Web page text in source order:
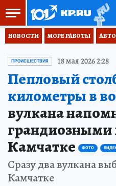
НОВОСТИ МОРЕ РАБОТЫ
ПРОИСШЕСТВИЯ 18 мая 2026 2:28
Пепловый
километры в
вулкана
грандиозными
Камчатке
ФОТО
Сразу два вулкана
Камчатке